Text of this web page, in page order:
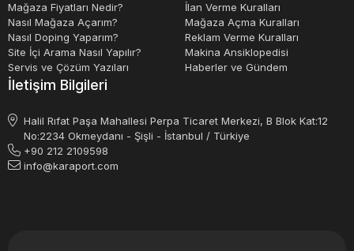
Mağaza Fiyatları Nedir?
Nasıl Mağaza Açarım?
Nasıl Doping Yaparım?
Site İçi Arama Nasıl Yapılır?
Servis ve Çözüm Yazıları
İlan Verme Kuralları
Mağaza Açma Kuralları
Reklam Verme Kuralları
Makina Ansiklopedisi
Haberler ve Gündem
İletişim Bilgileri
Halil Rıfat Paşa Mahallesi Perpa Ticaret Merkezi, B Blok Kat:12
No:2234 Okmeydanı - Şişli - İstanbul / Türkiye
+90 212 2109598
info@karaport.com